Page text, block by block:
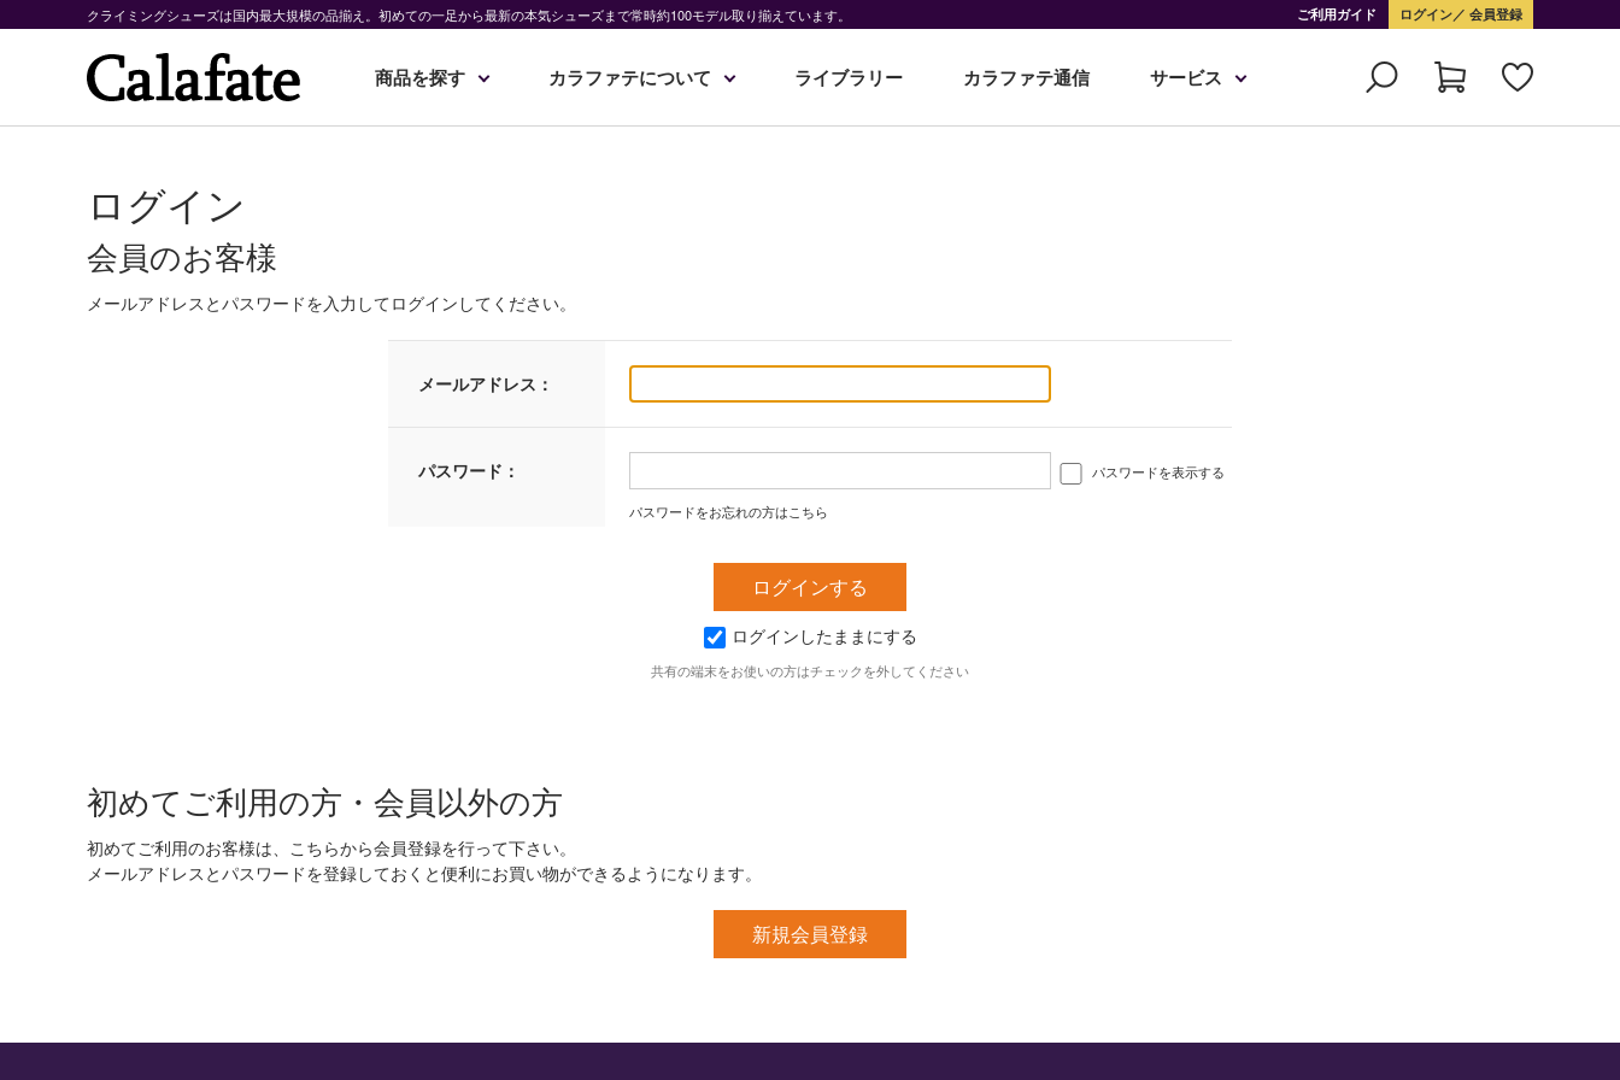
クライミングシューズは国内最大規模の品揃え。初めての一足から最新の本気シューズまで常時約100モデル取り揃えています。 ご利用ガイド ログイン 会員登録
商品を探す カラファテについて ライブラリー カラファテ通信 サービス
ログイン
会員のお客様
メールアドレスとパスワードを入力してログインしてください。
メールアドレス：
パスワード： パスワードを表示する
パスワードをお忘れの方はこちら
ログインしたままにする
共有の端末をお使いの方はチェックを外してください
初めてご利用の方・会員以外の方
初めてご利用のお客様は、こちらから会員登録を行って下さい。
メールアドレスとパスワードを登録しておくと便利にお買い物ができるようになります。